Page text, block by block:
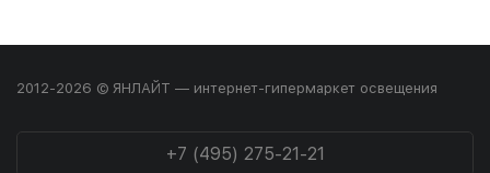
2012-2026 © ЯНЛАЙТ — интернет-гипермаркет освещения
+7 (495) 275-21-21